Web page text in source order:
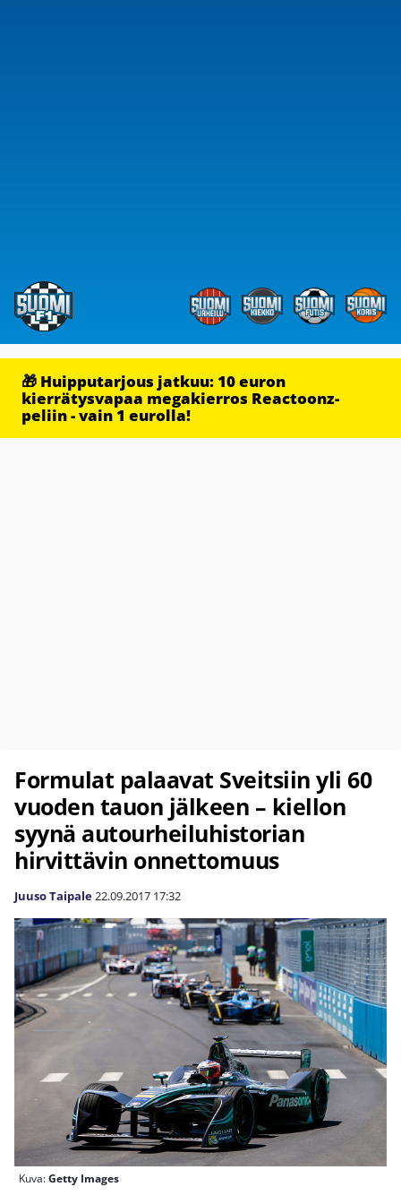
🎁 Huipputarjous jatkuu: 10 euron
kierrätysvapaa megakierros Reactoonz-
peliin - vain 1 eurolla!
Formulat palaavat Sveitsiin yli 60
vuoden tauon jälkeen – kiellon
syynä autourheiluhistorian
hirvittävin onnettomuus
Juuso Taipale22.09.2017 17:32
Kuva:Getty Images